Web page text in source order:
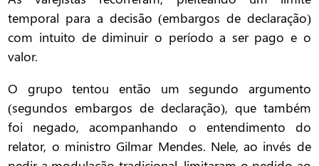
temporal para a decisão (embargos de declaração)
com intuito de diminuir o período a ser pago e o
valor.
O grupo tentou então um segundo argumento
(segundos embargos de declaração), que também
foi negado, acompanhando o entendimento do
relator, o ministro Gilmar Mendes. Nele, ao invés de